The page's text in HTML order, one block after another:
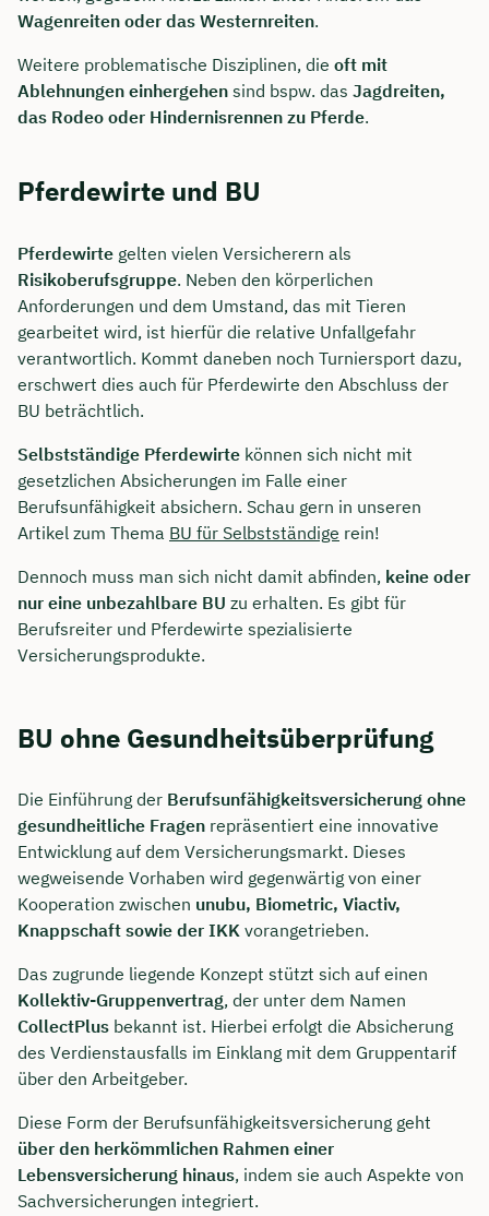
Wagenreiten oder das Westernreiten.
Weitere problematische Disziplinen, die oft mit
Ablehnungen einhergehen sind bspw. das Jagdreiten,
das Rodeo oder Hindernisrennen zu Pferde.
Pferdewirte und BU
Pferdewirte gelten vielen Versicherern als
Risikoberufsgruppe. Neben den körperlichen
Anforderungen und dem Umstand, das mit Tieren
gearbeitet wird, ist hierfür die relative Unfallgefahr
verantwortlich. Kommt daneben noch Turniersport dazu,
erschwert dies auch für Pferdewirte den Abschluss der
BU beträchtlich.
Selbstständige Pferdewirte können sich nicht mit
gesetzlichen Absicherungen im Falle einer
Berufsunfähigkeit absichern. Schau gern in unseren
Artikel zum Thema BU für Selbstständige rein!
Dennoch muss man sich nicht damit abfinden, keine oder
nur eine unbezahlbare BU zu erhalten. Es gibt für
Berufsreiter und Pferdewirte spezialisierte
Versicherungsprodukte.
BU ohne Gesundheitsüberprüfung
Die Einführung der Berufsunfähigkeitsversicherung ohne
gesundheitliche Fragen repräsentiert eine innovative
Entwicklung auf dem Versicherungsmarkt. Dieses
wegweisende Vorhaben wird gegenwärtig von einer
Kooperation zwischen unubu, Biometric, Viactiv,
Knappschaft sowie der IKK vorangetrieben.
Das zugrunde liegende Konzept stützt sich auf einen
Kollektiv-Gruppenvertrag, der unter dem Namen
CollectPlus bekannt ist. Hierbei erfolgt die Absicherung
des Verdienstausfalls im Einklang mit dem Gruppentarif
über den Arbeitgeber.
Diese Form der Berufsunfähigkeitsversicherung geht
über den herkömmlichen Rahmen einer
Lebensversicherung hinaus, indem sie auch Aspekte von
Sachversicherungen integriert.
Kostenfrei & unverbindlich